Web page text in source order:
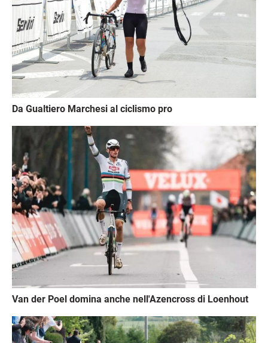
Da Gualtiero Marchesi al ciclismo pro
Van der Poel domina anche nell'Azencross di Loenhout
Immagine